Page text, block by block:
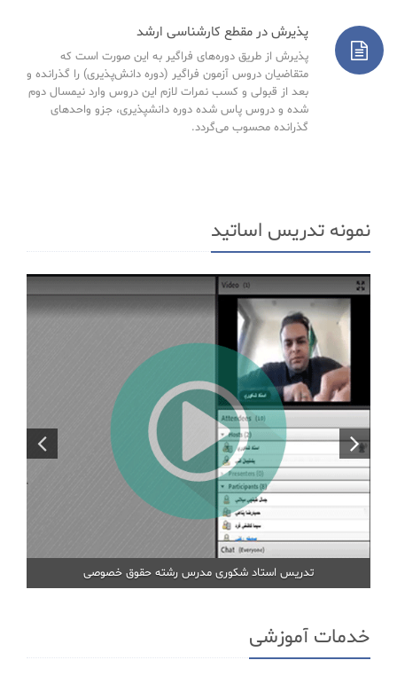
پذیرش در مقطع کارشناسی ارشد
پذیرش از طریق دوره‌های فراگیر به این صورت است که
متقاضیان دروس آزمون فراگیر (دوره دانش‌پذیری) را گذرانده و
بعد از قبولی و کسب نمرات لازم این دروس وارد نیمسال دوم
شده و دروس پاس شده دوره دانشپذیری، جزو واحدهای
گذرانده محسوب می‌گردد.
نمونه تدریس اساتید
خدمات آموزشی